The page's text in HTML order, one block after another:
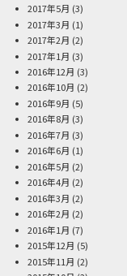
2017年5月 (3)
2017年3月 (1)
2017年2月 (2)
2017年1月 (3)
2016年12月 (3)
2016年10月 (2)
2016年9月 (5)
2016年8月 (3)
2016年7月 (3)
2016年6月 (1)
2016年5月 (2)
2016年4月 (2)
2016年3月 (2)
2016年2月 (2)
2016年1月 (7)
2015年12月 (5)
2015年11月 (2)